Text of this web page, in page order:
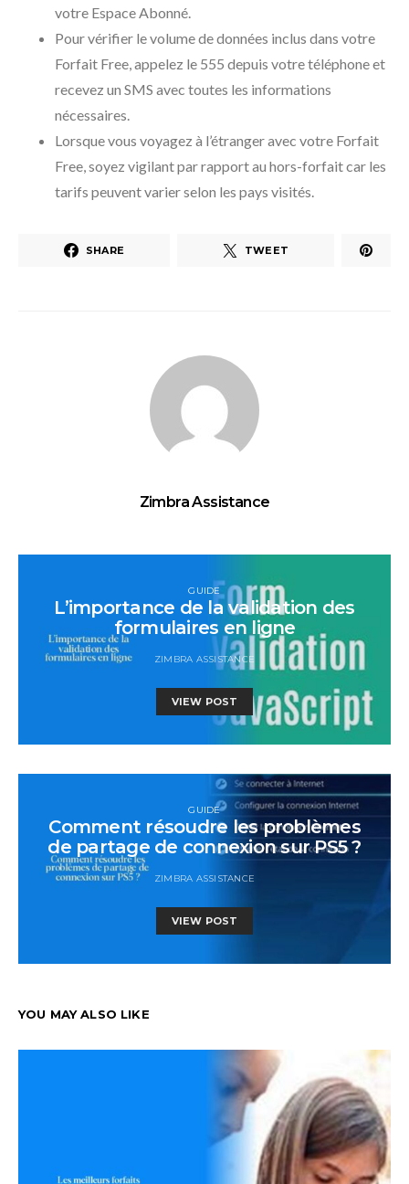
votre Espace Abonné.
Pour vérifier le volume de données inclus dans votre
Forfait Free, appelez le 555 depuis votre téléphone et
recevez un SMS avec toutes les informations
nécessaires.
Lorsque vous voyagez à l’étranger avec votre Forfait
Free, soyez vigilant par rapport au hors-forfait car les
tarifs peuvent varier selon les pays visités.
SHARE TWEET
Zimbra Assistance
GUIDE
L’importance de la validation des
formulaires en ligne
ZIMBRA ASSISTANCE
VIEW POST
GUIDE
Comment résoudre les problèmes
de partage de connexion sur PS5 ?
ZIMBRA ASSISTANCE
VIEW POST
YOU MAY ALSO LIKE